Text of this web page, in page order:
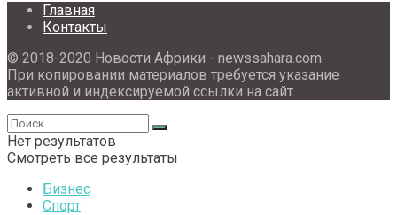
Главная
Контакты
© 2018-2020 Новости Африки - newssahara.com.
При копировании материалов требуется указание
активной и индексируемой ссылки на сайт.
Нет результатов
Смотреть все результаты
Бизнес
Спорт